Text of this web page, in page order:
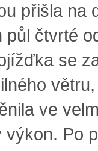
přišla na
čtvrté
se
ve
Po